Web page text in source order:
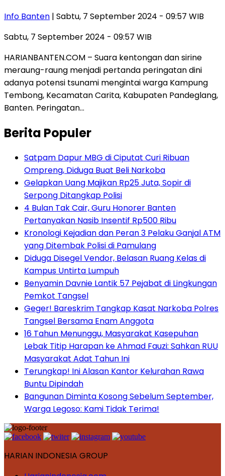
Info Banten | Sabtu, 7 September 2024 - 09:57 WIB
Sabtu, 7 September 2024 - 09:57 WIB
HARIANBANTEN.COM – Suara kentongan dan sirine
meraung-raung menjadi pertanda peringatan dini
adanya potensi tsunami mengintai warga Kampung
Tembong, Kecamatan Carita, Kabupaten Pandeglang,
Banten. Peringatan…
Berita Populer
Satpam Dapur MBG di Ciputat Curi Ribuan
Ompreng, Diduga Buat Beli Narkoba
Gelapkan Uang Majikan Rp25 Juta, Sopir di
Serpong Ditangkap Polisi
4 Bulan Tak Cair, Guru Honorer Banten
Pertanyakan Nasib Insentif Rp500 Ribu
Kronologi Kejadian dan Peran 3 Pelaku Ganjal ATM
yang Ditembak Polisi di Pamulang
Diduga Disegel Vendor, Belasan Ruang Kelas di
Kampus Untirta Lumpuh
Benyamin Davnie Lantik 57 Pejabat di Lingkungan
Pemkot Tangsel
Geger! Bareskrim Tangkap Kasat Narkoba Polres
Tangsel Bersama Enam Anggota
16 Tahun Menunggu, Masyarakat Kasepuhan
Lebak Titip Harapan ke Ahmad Fauzi: Sahkan RUU
Masyarakat Adat Tahun Ini
Terungkap! Ini Alasan Kantor Kelurahan Rawa
Buntu Dipindah
Bangunan Diminta Kosong Sebelum September,
Warga Legoso: Kami Tidak Terima!
HARIAN INDONESIA GROUP